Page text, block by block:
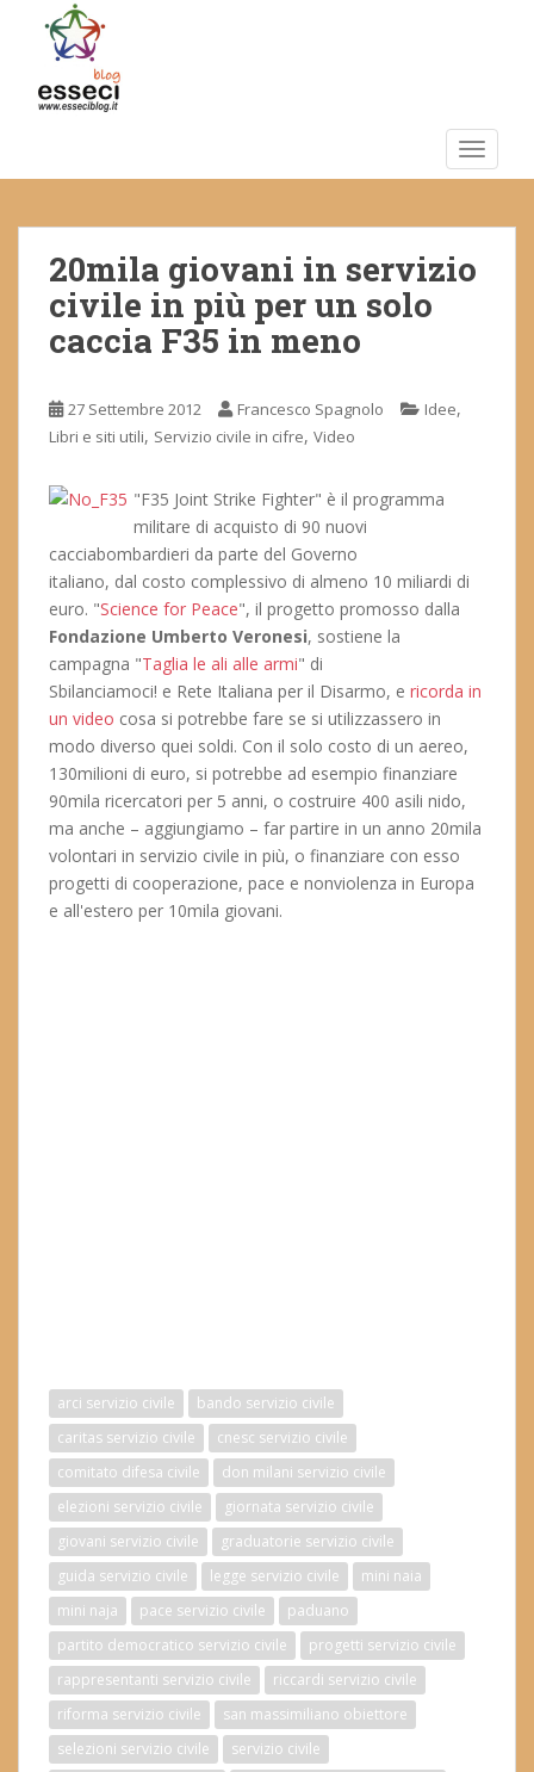
m
20mila giovani in servizio
civile in più per un solo
caccia F35 in meno
27 Settembre 2012 Francesco Spagnolo Idee,
Libri e siti utili, Servizio civile in cifre, Video
"F35 Joint Strike Fighter" è il programma
militare di acquisto di 90 nuovi
cacciabombardieri da parte del Governo
italiano, dal costo complessivo di almeno 10 miliardi di
euro. "Science for Peace", il progetto promosso dalla
Fondazione Umberto Veronesi, sostiene la
campagna "Taglia le ali alle armi" di
Sbilanciamoci! e Rete Italiana per il Disarmo, e ricorda in
un video cosa si potrebbe fare se si utilizzassero in
modo diverso quei soldi. Con il solo costo di un aereo,
130milioni di euro, si potrebbe ad esempio finanziare
90mila ricercatori per 5 anni, o costruire 400 asili nido,
ma anche – aggiungiamo – far partire in un anno 20mila
volontari in servizio civile in più, o finanziare con esso
progetti di cooperazione, pace e nonviolenza in Europa
e all'estero per 10mila giovani.
arci servizio civile
bando servizio civile
caritas servizio civile
cnesc servizio civile
comitato difesa civile
don milani servizio civile
elezioni servizio civile
giornata servizio civile
giovani servizio civile
graduatorie servizio civile
guida servizio civile
legge servizio civile
mini naia
mini naja
pace servizio civile
paduano
partito democratico servizio civile
progetti servizio civile
rappresentanti servizio civile
riccardi servizio civile
riforma servizio civile
san massimiliano obiettore
selezioni servizio civile
servizio civile